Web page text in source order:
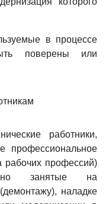
в процессе
поверены или
работники,
рабочих профессий)
занятые на
наладке